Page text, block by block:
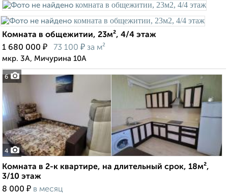
6
Комната в общежитии, 23м², 4/4 этаж
1 680 000 ₽ 73 100 ₽ за м²
мкр. 3А, Мичурина 10А
4
Комната в 2-к квартире, на длительный срок, 18м²,
3/10 этаж
8 000 ₽ в месяц